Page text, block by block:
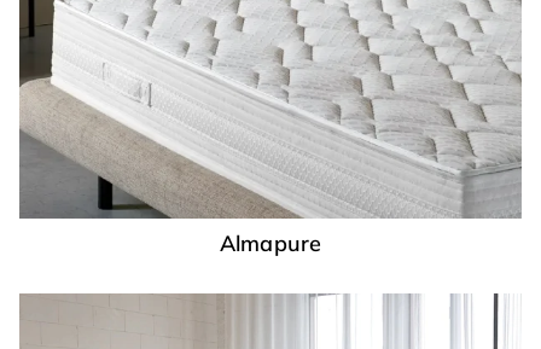
Almapure